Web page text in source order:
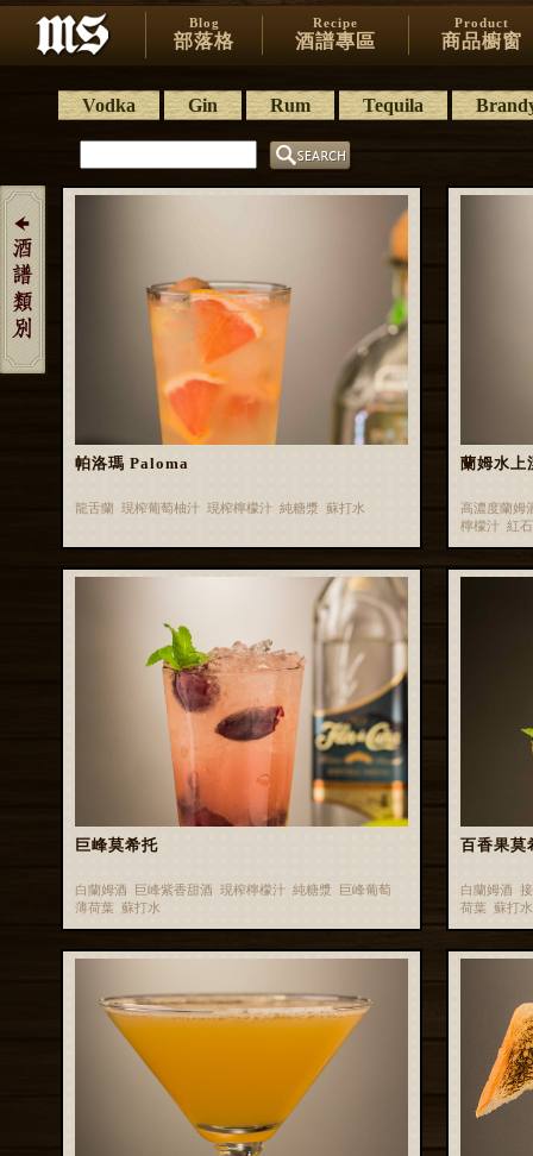
Blog
部落格
Recipe
酒譜專區
Product
商品櫥窗
Vodka Gin Rum Tequila
帕洛瑪 Paloma
龍舌蘭 現榨葡萄柚汁 現榨檸檬汁 純糖漿 蘇打水
蘭姆水上
高濃度蘭
檸檬汁 紅
巨峰莫希托
白蘭姆酒 巨峰紫香甜酒 現榨檸檬汁 純糖漿 巨峰葡萄
薄荷葉 蘇打水
百香果莫
白蘭姆酒
荷葉 蘇打